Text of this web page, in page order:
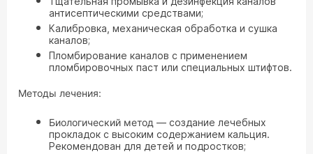
антисептическими средствами;
Калибровка, механическая обработка и сушка
каналов;
Пломбирование каналов с применением
пломбировочных паст или специальных штифтов.
Методы лечения:
Биологический метод — создание лечебных
прокладок с высоким содержанием кальция.
Рекомендован для детей и подростков;